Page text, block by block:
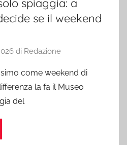
spiaggia: a
se il weekend
di Redazione
come weekend di
la fa il Museo
del